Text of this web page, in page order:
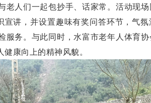
老人们一起包抄手、话家常。活动现
宣讲，并设置趣味有奖问答环节，气
服务。与此同时，水富市老年人体育
康向上的精神风貌。